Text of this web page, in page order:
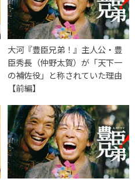
大河『豊臣兄弟！』主人公・豊
臣秀長（仲野太賀）が「天下一
の補佐役」と称されていた理由
【前編】